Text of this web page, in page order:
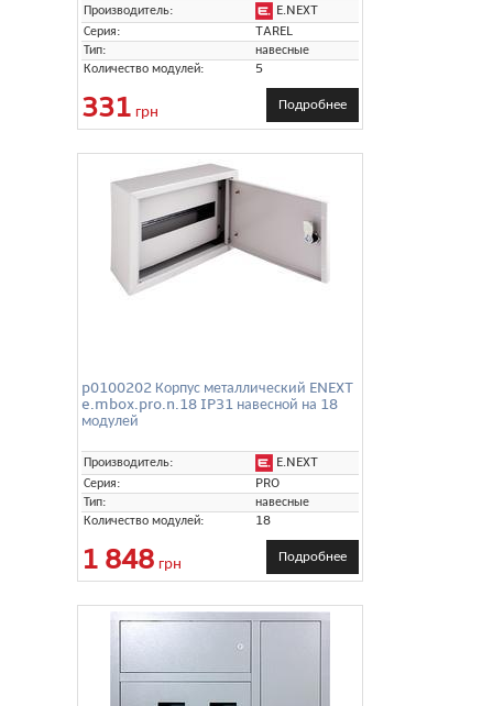
Производитель:
E.NEXT
Серия:
TAREL
Тип:
навесные
Количество модулей:
5
331 грн Подробнее
p0100202 Корпус металлический ENEXT
e.mbox.pro.n.18 IP31 навесной на 18
модулей
Производитель:
E.NEXT
Серия:
PRO
Тип:
навесные
Количество модулей:
18
1 848 грн Подробнее